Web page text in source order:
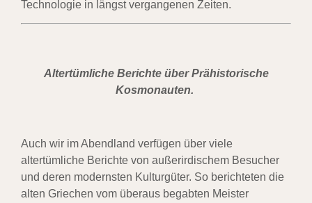
Technologie in längst vergangenen Zeiten.
Altertümliche Berichte über Prähistorische
Kosmonauten.
Auch wir im Abendland verfügen über viele
altertümliche Berichte von außerirdischem Besucher
und deren modernsten Kulturgüter. So berichteten die
alten Griechen vom überaus begabten Meister